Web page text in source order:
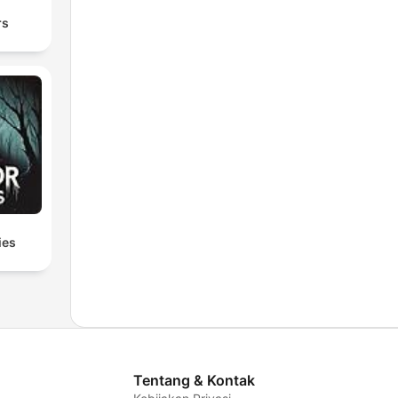
Tentang & Kontak